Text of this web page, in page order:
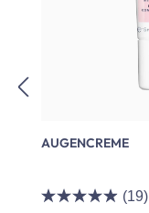
AUGENCREME
(19)